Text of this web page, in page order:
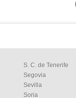
S. C. de Tenerife
Segovia
Sevilla
Soria